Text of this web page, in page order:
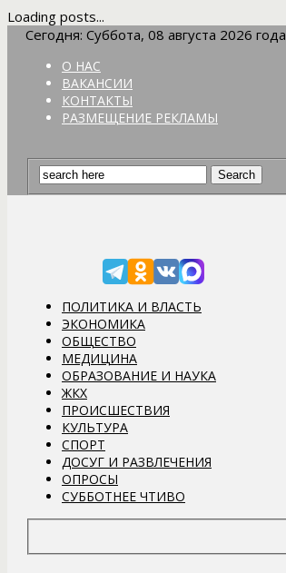
Loading posts...
Сегодня: Суббота, 08 августа 2026 года
О НАС
ВАКАНСИИ
КОНТАКТЫ
РАЗМЕЩЕНИЕ РЕКЛАМЫ
ПОЛИТИКА И ВЛАСТЬ
ЭКОНОМИКА
ОБЩЕСТВО
МЕДИЦИНА
ОБРАЗОВАНИЕ И НАУКА
ЖКХ
ПРОИСШЕСТВИЯ
КУЛЬТУРА
СПОРТ
ДОСУГ И РАЗВЛЕЧЕНИЯ
ОПРОСЫ
СУББОТНЕЕ ЧТИВО